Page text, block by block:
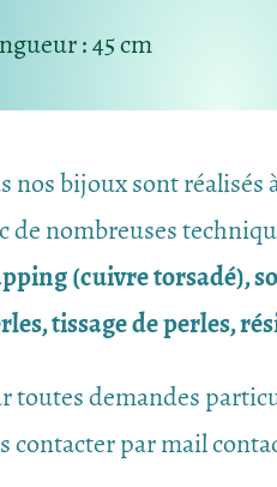
: 45 cm
nos bijoux sont réalisés
de nombreuses
(cuivre torsadé),
tissage de perles,
toutes demandes
contacter par mail